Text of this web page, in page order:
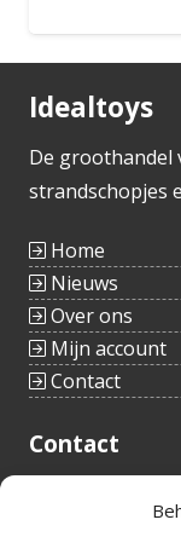
Idealtoys
De groothandel
strandschopjes
Home
Nieuws
Over ons
Mijn account
Contact
Contact
8760